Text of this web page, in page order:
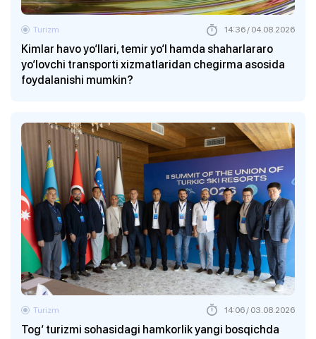
Kimlar havo yo‘llari, temir yo‘l hamda shaharlararo
yo‘lovchi transporti xizmatlaridan chegirma asosida
foydalanishi mumkin?
Turizm 14:36 / 04.08.2026
Tog‘ turizmi sohasidagi hamkorlik yangi bosqichda
Turizm 14:06 / 03.08.2026